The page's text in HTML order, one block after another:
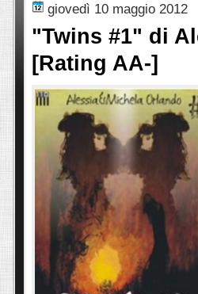
giovedì 10 maggio 2012
"Twins #1" di
[Rating AA-]